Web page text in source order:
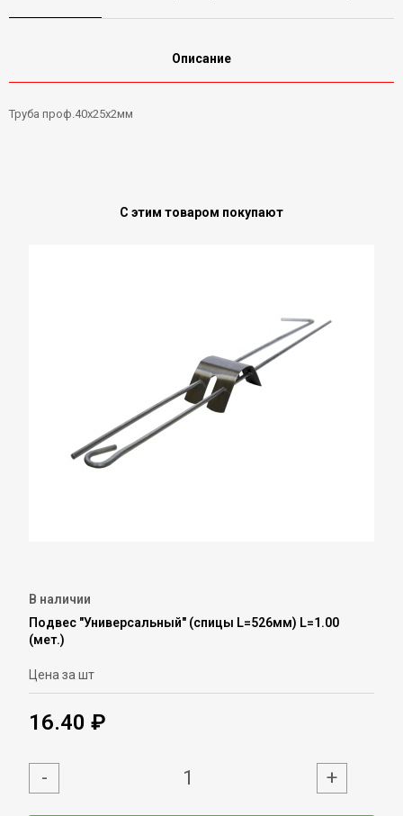
Описание
Труба проф.40х25х2мм
С этим товаром покупают
В наличии
Подвес "Универсальный" (спицы L=526мм) L=1.00
(мет.)
Цена за шт
16.40 ₽
- +